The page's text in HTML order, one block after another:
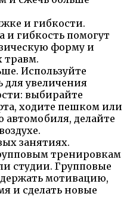
и гибкости.
и гибкость помогут
форму и
травм.
Используйте
увеличения
выбирайте
ходите пешком или
автомобиля, делайте
занятиях.
тренировкам
студии. Групповые
мотивацию,
и сделать новые